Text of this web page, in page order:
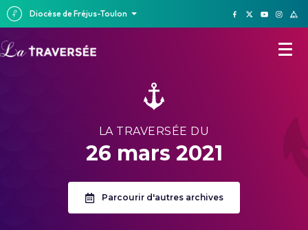
Diocèse de Fréjus-Toulon
LA TRAVERSÉE DU
26 mars 2021
Parcourir d'autres archives